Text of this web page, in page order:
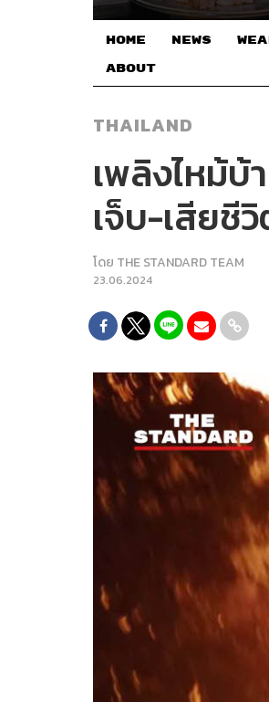
HOME NEWS
ABOUT
THAILAND
เพลิงไหม้
เจ็บ-เสียชี
โดย THE STANDARD TEAM
23.06.2024